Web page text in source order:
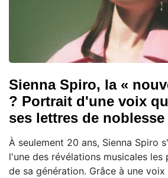
Sienna Spiro, la «
? Portrait d'une voix
ses lettres de
À seulement 20 ans, Sienna Spiro
l'une des révélations musicales les
de sa génération. Grâce à une